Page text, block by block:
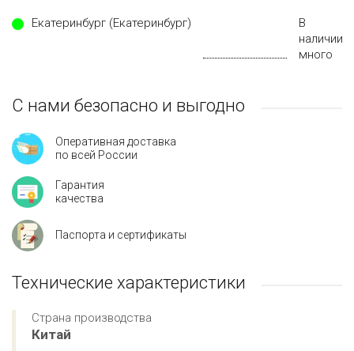
Екатеринбург (Екатеринбург)
В
наличии
много
С нами безопасно и выгодно
Оперативная доставка
по всей России
Гарантия
качества
Паспорта и сертификаты
Технические характеристики
Страна производства
Китай